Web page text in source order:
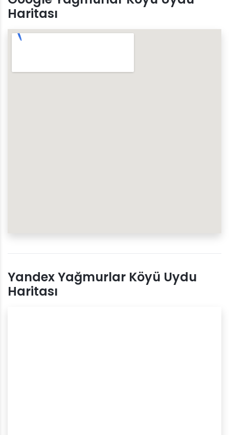
Haritası
Yandex Yağmurlar Köyü Uydu
Haritası